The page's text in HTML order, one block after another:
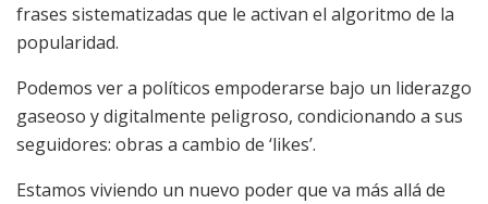
frases sistematizadas que le activan el algoritmo de la
popularidad.
Podemos ver a políticos empoderarse bajo un liderazgo
gaseoso y digitalmente peligroso, condicionando a sus
seguidores: obras a cambio de ‘likes’.
Estamos viviendo un nuevo poder que va más allá de